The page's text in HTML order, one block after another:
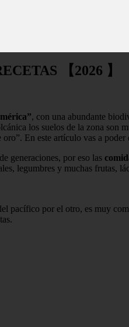
【2026 】
, con una abundante
los suelos de la zona
En este artículo vas a poder
generaciones, por eso las
legumbres y muchas frutas,
pacífico por el otro, es muy